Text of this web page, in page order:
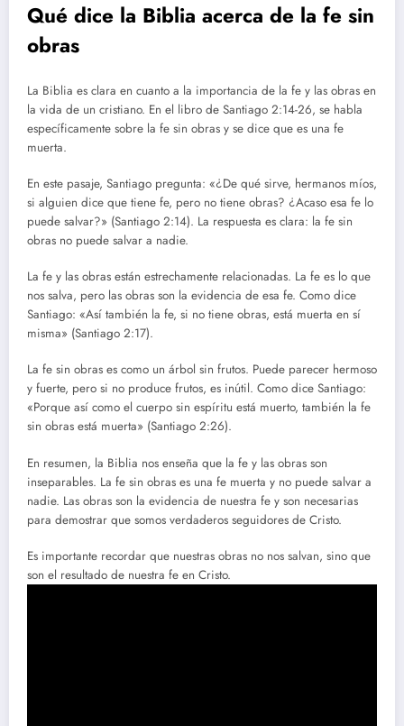
Qué dice la Biblia acerca de la fe sin
obras
La Biblia es clara en cuanto a la importancia de la fe y las obras en
la vida de un cristiano. En el libro de Santiago 2:14-26, se habla
específicamente sobre la fe sin obras y se dice que es una fe
muerta.
En este pasaje, Santiago pregunta: «¿De qué sirve, hermanos míos,
si alguien dice que tiene fe, pero no tiene obras? ¿Acaso esa fe lo
puede salvar?» (Santiago 2:14). La respuesta es clara: la fe sin
obras no puede salvar a nadie.
La fe y las obras están estrechamente relacionadas. La fe es lo que
nos salva, pero las obras son la evidencia de esa fe. Como dice
Santiago: «Así también la fe, si no tiene obras, está muerta en sí
misma» (Santiago 2:17).
La fe sin obras es como un árbol sin frutos. Puede parecer hermoso
y fuerte, pero si no produce frutos, es inútil. Como dice Santiago:
«Porque así como el cuerpo sin espíritu está muerto, también la fe
sin obras está muerta» (Santiago 2:26).
En resumen, la Biblia nos enseña que la fe y las obras son
inseparables. La fe sin obras es una fe muerta y no puede salvar a
nadie. Las obras son la evidencia de nuestra fe y son necesarias
para demostrar que somos verdaderos seguidores de Cristo.
Es importante recordar que nuestras obras no nos salvan, sino que
son el resultado de nuestra fe en Cristo.